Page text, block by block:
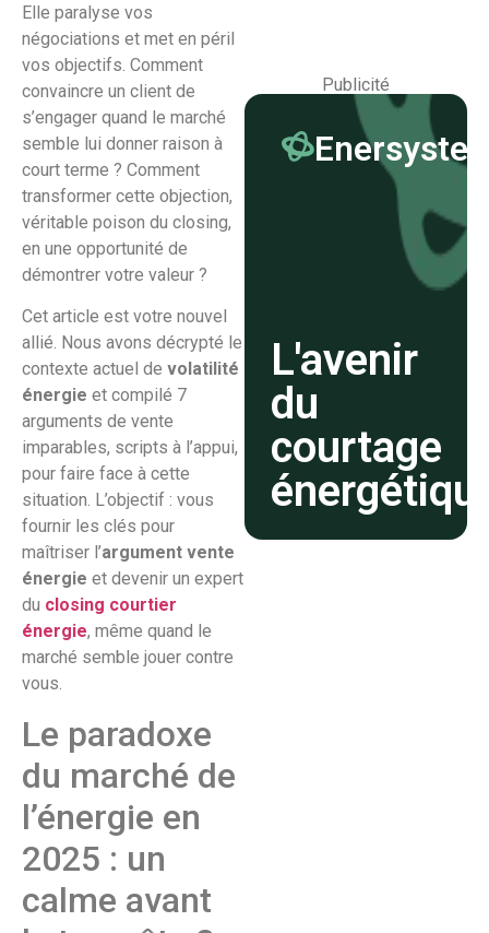
Elle paralyse vos
négociations et met en péril
vos objectifs. Comment
convaincre un client de
s’engager quand le marché
semble lui donner raison à
court terme ? Comment
transformer cette objection,
véritable poison du closing,
en une opportunité de
démontrer votre valeur ?
Cet article est votre nouvel
allié. Nous avons décrypté le
contexte actuel de volatilité
énergie et compilé 7
arguments de vente
imparables, scripts à l’appui,
pour faire face à cette
situation. L’objectif : vous
fournir les clés pour
maîtriser l’argument vente
énergie et devenir un expert
du closing courtier
énergie, même quand le
marché semble jouer contre
vous.
Le paradoxe
du marché de
l’énergie en
2025 : un
calme avant
Publicité
L'avenir
du
courtage